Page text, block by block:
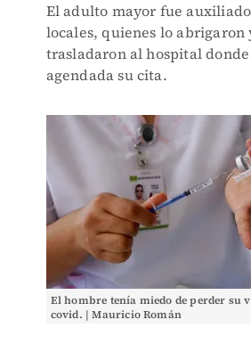
El adulto mayor fue
locales, quienes lo abrigaron
trasladaron al hospital
agendada su cita.
El hombre tenía miedo de perder su
covid. | Mauricio Román